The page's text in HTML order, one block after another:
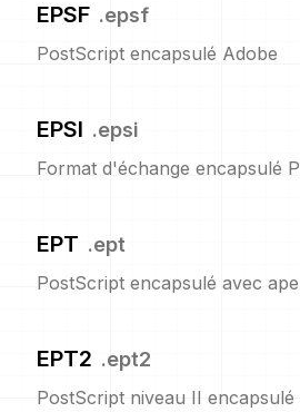
EPSF .epsf
PostScript encapsulé Adobe
EPSI .epsi
Format d'échange encapsulé
EPT .ept
PostScript encapsulé avec
EPT2 .ept2
PostScript niveau II